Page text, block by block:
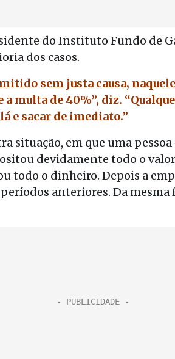
do Instituto Fundo de
dos casos.
sem justa causa,
multa de 40%”, diz.
e sacar de imediato.”
situação, em que uma
devidamente todo o
todo o dinheiro. Depois a
anteriores. Da